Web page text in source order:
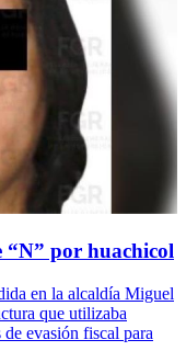
“N” por huachicol
en la alcaldía Miguel
que utilizaba
evasión fiscal para